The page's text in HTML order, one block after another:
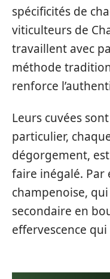
spécificités de
viticulteurs de
travaillent avec
méthode
renforce
Leurs cuvées
particulier,
dégorgement,
faire inégalé. Par
champenoise,
secondaire en
effervescence